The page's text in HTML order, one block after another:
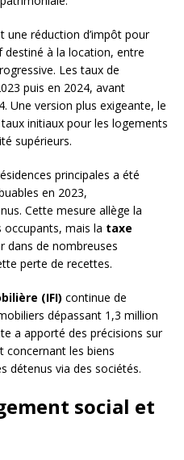
une réduction d’impôt pour
destiné à la location, entre
Les taux de
puis en 2024, avant
Une version plus exigeante, le
initiaux pour les logements
supérieurs.
principales a été
en 2023,
Cette mesure allège la
mais la taxe
dans de nombreuses
perte de recettes.
(IFI) continue de
dépassant 1,3 million
a apporté des précisions sur
concernant les biens
détenus via des sociétés.
social et